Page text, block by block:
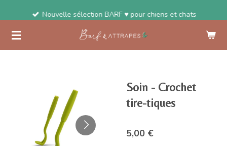
contenu
principal
Nouvelle sélection BARF ♥ pour chiens et chats
Soin - Crochet
tire-tiques
5,00 €